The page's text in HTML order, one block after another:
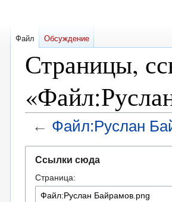
Страницы,
← Файл:Руслан
навигации
поиску
Ссылки сюда
Страница:
Файл Обсуждение